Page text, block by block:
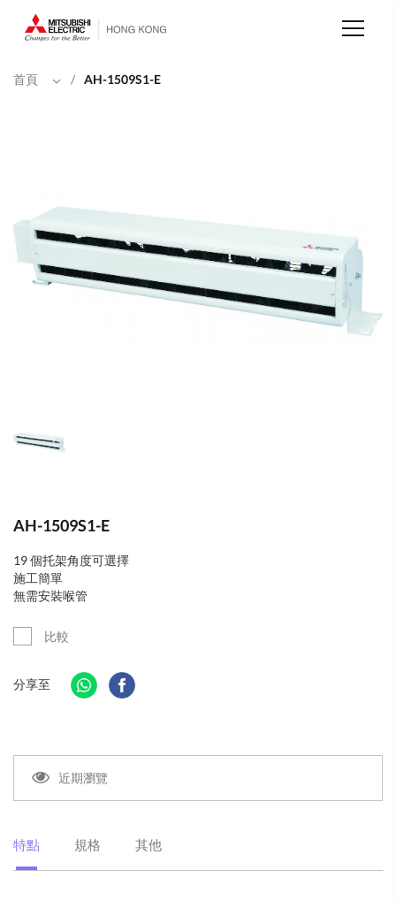
首頁 / AH-1509S1-E
AH-1509S1-E
19 個托架角度可選擇
施工簡單
無需安裝喉管
比較
分享至
近期瀏覽
特點 規格 其他